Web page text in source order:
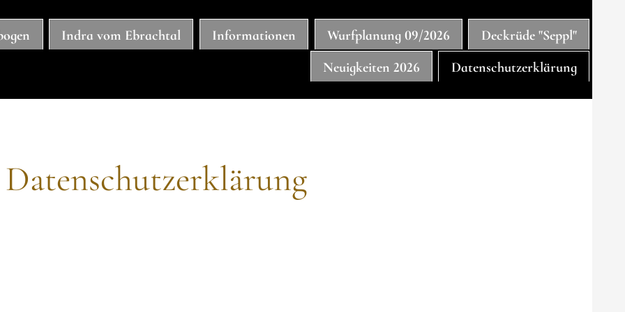
Indra vom Ebrachtal Informationen Wurfplanung 09/2026
Deckrüde "Seppl"
Neuigkeiten 2026
Datenschutzerklärung
Datenschutzerklärung